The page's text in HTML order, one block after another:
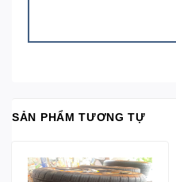
SẢN PHẨM TƯƠNG TỰ